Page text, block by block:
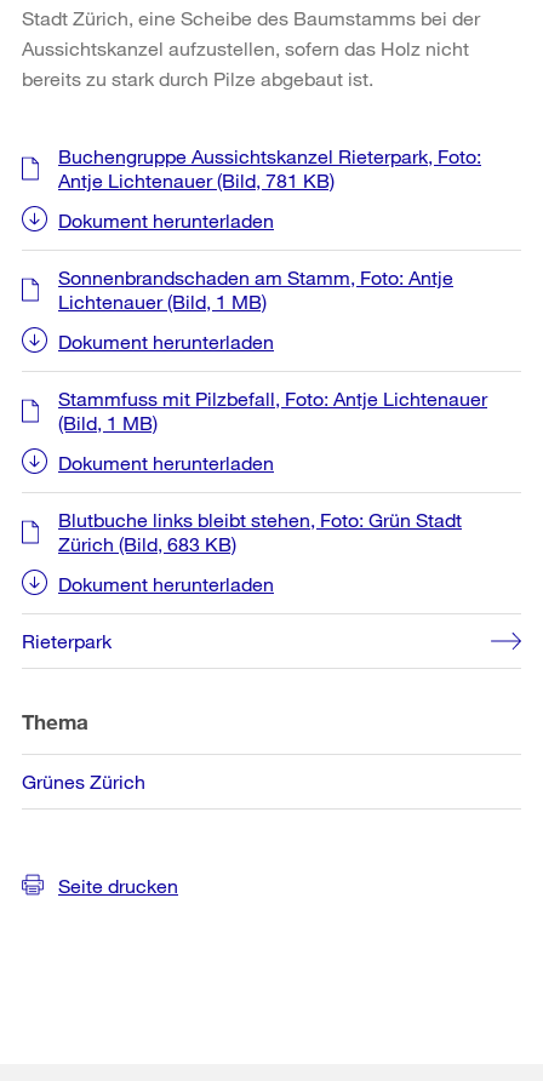
Stadt Zürich, eine Scheibe des Baumstamms bei der
Aussichtskanzel aufzustellen, sofern das Holz nicht
bereits zu stark durch Pilze abgebaut ist.
Weitere
Informationen
Buchengruppe Aussichtskanzel Rieterpark, Foto:
Antje Lichtenauer(Bild, 781 KB)
Dokument herunterladen
Sonnenbrandschaden am Stamm, Foto: Antje
Lichtenauer(Bild, 1 MB)
Dokument herunterladen
Stammfuss mit Pilzbefall, Foto: Antje Lichtenauer
(Bild, 1 MB)
Dokument herunterladen
Blutbuche links bleibt stehen, Foto: Grün Stadt
Zürich (Bild, 683 KB)
Dokument herunterladen
Rieterpark
Thema
Grünes Zürich
Seite drucken